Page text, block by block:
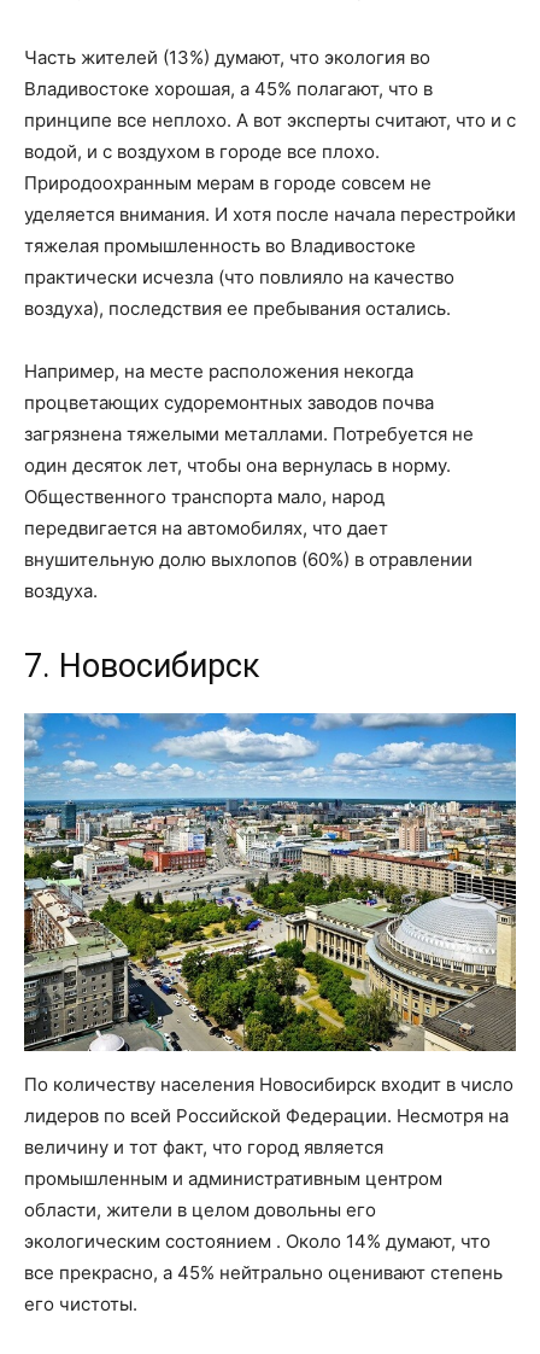
Часть жителей (13%) думают, что экология во
Владивостоке хорошая, а 45% полагают, что в
принципе все неплохо. А вот эксперты считают, что и с
водой, и с воздухом в городе все плохо.
Природоохранным мерам в городе совсем не
уделяется внимания. И хотя после начала перестройки
тяжелая промышленность во Владивостоке
практически исчезла (что повлияло на качество
воздуха), последствия ее пребывания остались.
Например, на месте расположения некогда
процветающих судоремонтных заводов почва
загрязнена тяжелыми металлами. Потребуется не
один десяток лет, чтобы она вернулась в норму.
Общественного транспорта мало, народ
передвигается на автомобилях, что дает
внушительную долю выхлопов (60%) в отравлении
воздуха.
7. Новосибирск
По количеству населения Новосибирск входит в число
лидеров по всей Российской Федерации. Несмотря на
величину и тот факт, что город является
промышленным и административным центром
области, жители в целом довольны его
экологическим состоянием . Около 14% думают, что
все прекрасно, а 45% нейтрально оценивают степень
его чистоты.